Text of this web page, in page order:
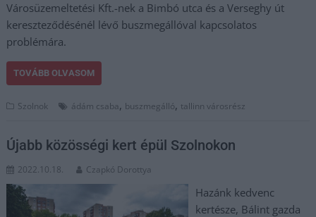
Városüzemeltetési Kft.-nek a Bimbó utca és a Verseghy út
kereszteződésénél lévő buszmegállóval kapcsolatos
problémára.
TOVÁBB OLVASOM
Szolnok ádám csaba, buszmegálló, tallinn városrész
Újabb közösségi kert épül Szolnokon
2022.10.18. Czapkó Dorottya
Hazánk kedvenc
kertésze, Bálint gazda